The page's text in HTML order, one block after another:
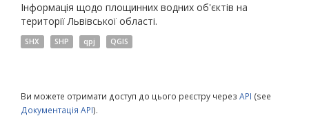
Інформація щодо площинних водних об'єктів на
території Львівської області.
SHX SHP qpj QGIS
Ви можете отримати доступ до цього реєстру через API (see
Документація API).